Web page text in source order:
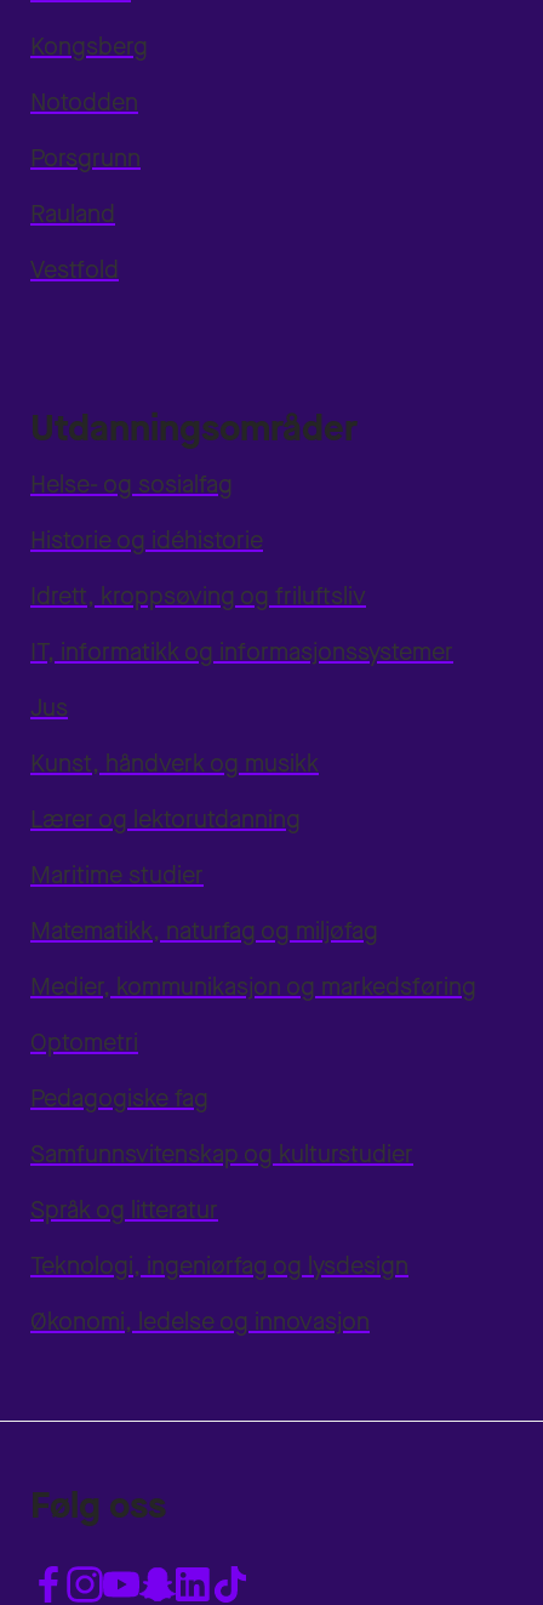
Kongsberg
Notodden
Porsgrunn
Rauland
Vestfold
Utdanningsområder
Helse- og sosialfag
Historie og idéhistorie
Idrett, kroppsøving og friluftsliv
IT, informatikk og informasjonssystemer
Jus
Kunst, håndverk og musikk
Lærer og lektorutdanning
Maritime studier
Matematikk, naturfag og miljøfag
Medier, kommunikasjon og markedsføring
Optometri
Pedagogiske fag
Samfunnsvitenskap og kulturstudier
Språk og litteratur
Teknologi, ingeniørfag og lysdesign
Økonomi, ledelse og innovasjon
Følg oss